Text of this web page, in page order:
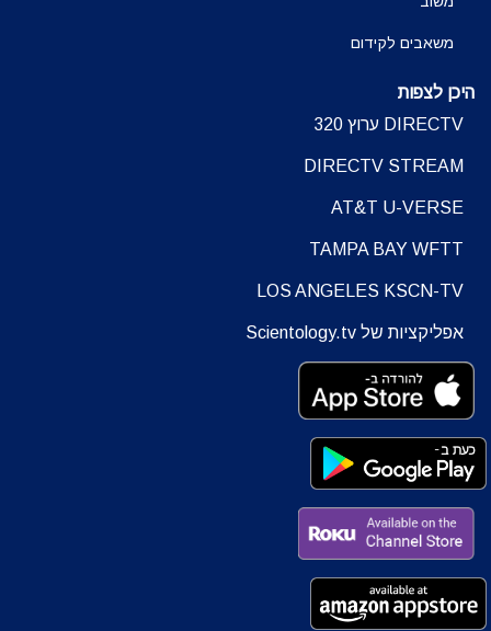
משאבים לקידום
היכן לצפות
DIRECTV ערוץ 320
DIRECTV STREAM
AT&T U-VERSE
TAMPA BAY WFTT
LOS ANGELES KSCN-TV
אפליקציות של Scientology.tv